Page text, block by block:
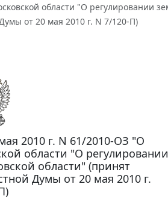
области "О регулировании
от 20 мая 2010 г. N 7/120-П)
2010 г. N 61/2010-ОЗ "О
области "О регулировании
области" (принят
Думы от 20 мая 2010 г.